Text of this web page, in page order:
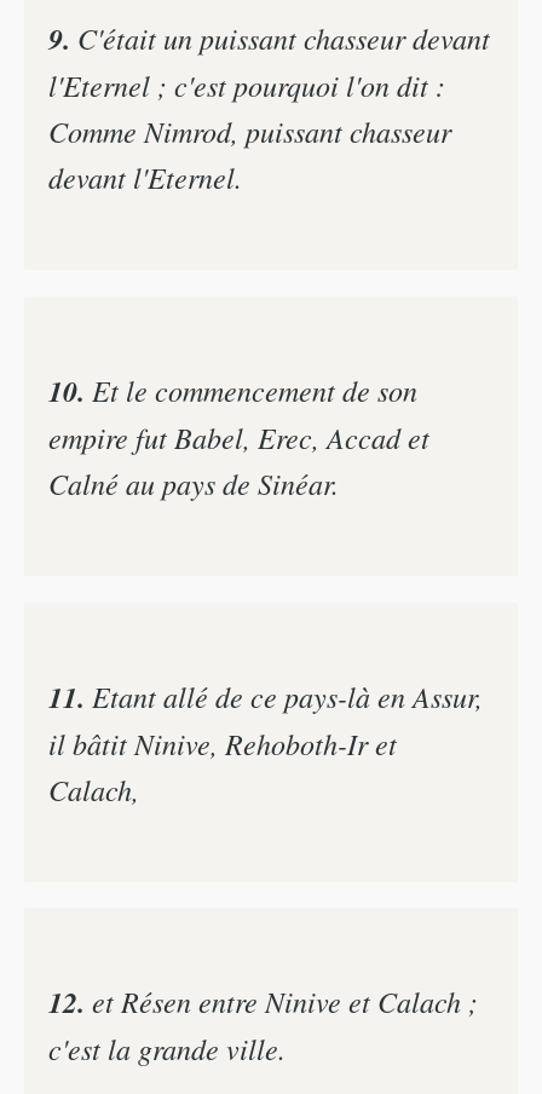
9. C'était un puissant chasseur devant
l'Eternel ; c'est pourquoi l'on dit :
Comme Nimrod, puissant chasseur
devant l'Eternel.
10. Et le commencement de son
empire fut Babel, Erec, Accad et
Calné au pays de Sinéar.
11. Etant allé de ce pays-là en Assur,
il bâtit Ninive, Rehoboth-Ir et
Calach,
12. et Résen entre Ninive et Calach ;
c'est la grande ville.